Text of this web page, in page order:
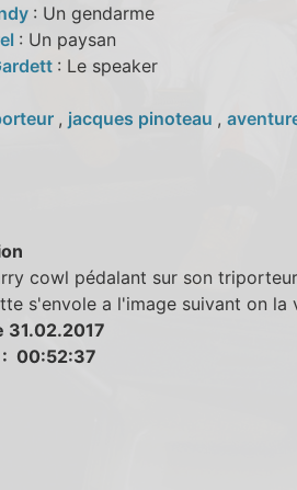
: Un gendarme
: Un paysan
: Le speaker
, jacques pinoteau ,
cowl pédalant sur son
s'envole a l'image suivant on
31.02.2017
: 00:52:37